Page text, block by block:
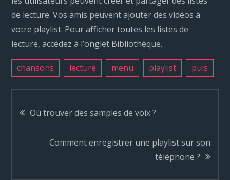
de lecture. Vos amis peuvent ajouter des vidéos à
votre playlist. Pour afficher toutes les listes de
lecture, accédez à l’onglet Bibliothèque.
chansons lecture menu playlist puis
NOù trouver des samples de voix ?
Comment enregistrer une playlist sur son
téléphone ?